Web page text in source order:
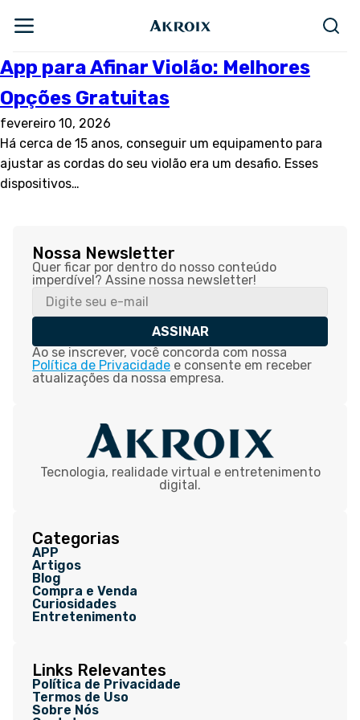
App para Afinar Violão: Melhores
Opções Gratuitas
fevereiro 10, 2026
Há cerca de 15 anos, conseguir um equipamento para
ajustar as cordas do seu violão era um desafio. Esses
dispositivos…
Nossa Newsletter
Quer ficar por dentro do nosso conteúdo
imperdível? Assine nossa newsletter!
ASSINAR
Ao se inscrever, você concorda com nossa
Política de Privacidade e consente em receber
atualizações da nossa empresa.
Tecnologia, realidade virtual e entretenimento
digital.
Categorias
APP
Artigos
Blog
Compra e Venda
Curiosidades
Entretenimento
Links Relevantes
Política de Privacidade
Termos de Uso
Sobre Nós